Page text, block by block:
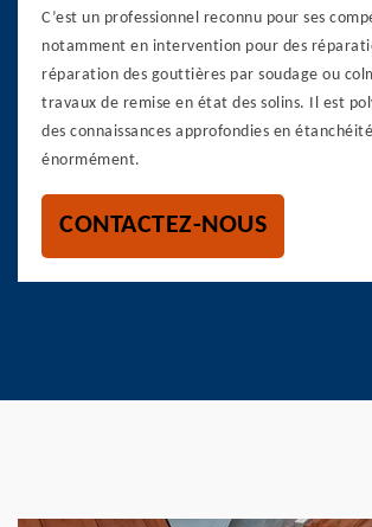
C’est un professionnel reconnu pour ses
notamment en intervention pour des
réparation des gouttières par soudage ou
travaux de remise en état des solins. Il est
des connaissances approfondies en
énormément.
CONTACTEZ-NOUS